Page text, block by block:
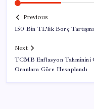
Previous
150 Bin TL’lik Borç
Next
TCMB Enflasyon Tahminini
Oranlara Göre Hesaplandı